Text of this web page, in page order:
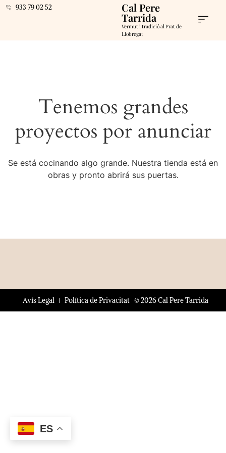
933 79 02 52 Cal Pere
Tarrida
Vermut i tradició al Prat de
Llobregat
Tenemos grandes
proyectos por anunciar
Se está cocinando algo grande. Nuestra tienda está en
obras y pronto abrirá sus puertas.
© 2026 Cal Pere Tarrida
Avís Legal Política de Privacitat
ES